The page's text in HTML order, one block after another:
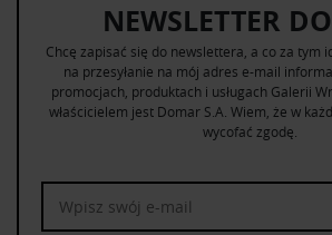
NEWSLETTER
Chcę zapisać się do newslettera, a co za tym
na przesyłanie na mój adres e-mail
promocjach, produktach i usługach Galerii
właścicielem jest Domar S.A. Wiem, że w
wycofać zgodę.